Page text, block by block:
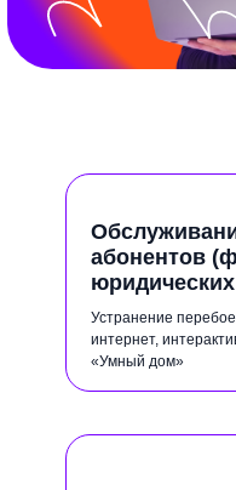
Устранение
интернет,
«Умный дом»
абонентов